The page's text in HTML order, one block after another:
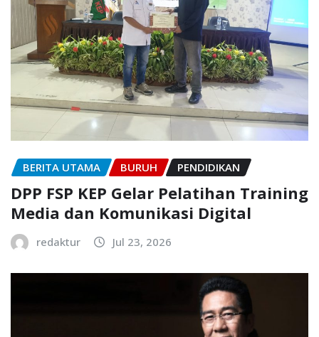
BERITA UTAMA BURUH PENDIDIKAN
DPP FSP KEP Gelar Pelatihan Training
Media dan Komunikasi Digital
redaktur Jul 23, 2026